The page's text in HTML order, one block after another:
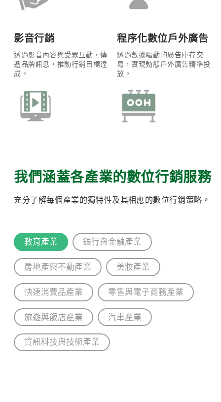
影音行銷
透過影音內容與受眾互動，傳
遞品牌訊息，推動行銷目標達
成。
程序化數位戶外廣告
透過數據驅動的廣告庫存交
易，實現動態戶外廣告精準投
放。
我們涵蓋各產業的數位行銷服務
充分了解每個產業的獨特性及其相應的數位行銷策略。
教育產業 銀行與金融產業
房地產與不動產業 美妝產業
快速消費品產業 零售與電子商務產業
旅遊與飯店產業 汽車產業
資訊科技與技術產業